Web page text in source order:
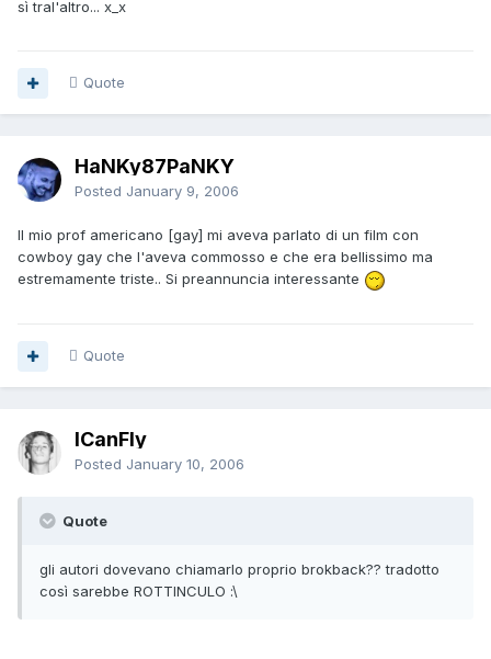
sì tral'altro... x_x
Quote
HaNKy87PaNKY
Posted January 9, 2006
Il mio prof americano [gay] mi aveva parlato di un film con
cowboy gay che l'aveva commosso e che era bellissimo ma
estremamente triste.. Si preannuncia interessante
Quote
ICanFly
Posted January 10, 2006
Quote
gli autori dovevano chiamarlo proprio brokback?? tradotto
così sarebbe ROTTINCULO :\